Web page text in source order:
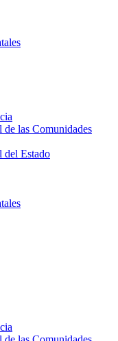
las Comunidades
del Estado